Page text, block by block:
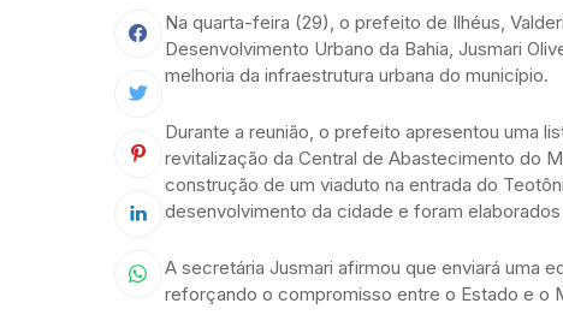
Na quarta-feira (29), o prefeito de Ilhéus,
Desenvolvimento Urbano da Bahia, Jusmari
melhoria da infraestrutura urbana do município.
Durante a reunião, o prefeito apresentou uma
revitalização da Central de Abastecimento do
construção de um viaduto na entrada do
desenvolvimento da cidade e foram
A secretária Jusmari afirmou que enviará uma
reforçando o compromisso entre o Estado e o